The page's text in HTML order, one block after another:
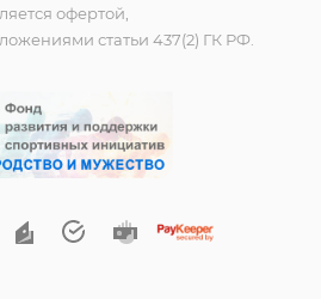
офертой,
статьи 437(2) ГК РФ.